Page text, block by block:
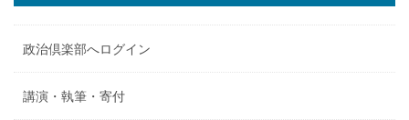
政治倶楽部へログイン
講演・執筆・寄付